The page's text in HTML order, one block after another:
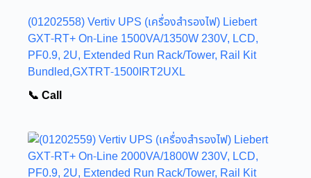
(01202558) Vertiv UPS (เครื่องสำรองไฟ) Liebert
GXT-RT+ On-Line 1500VA/1350W 230V, LCD,
PF0.9, 2U, Extended Run Rack/Tower, Rail Kit
Bundled,GXTRT-1500IRT2UXL
📞 Call